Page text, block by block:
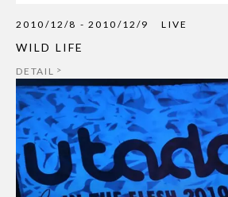
2010/12/8 - 2010/12/9 LIVE
WILD LIFE
DETAIL